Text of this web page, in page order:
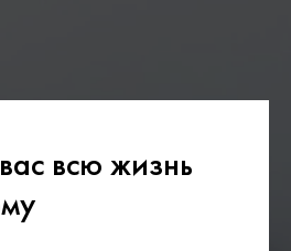
всю жизнь